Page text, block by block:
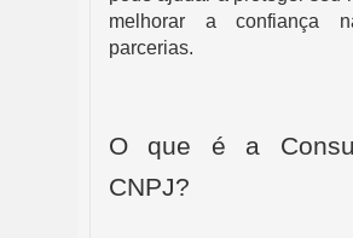
melhorar a confiança
parcerias.
O que é a
CNPJ?